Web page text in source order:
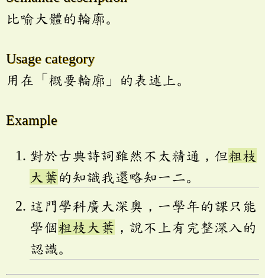
比喻大體的輪廓。
Usage category
用在「概要輪廓」的表述上。
Example
對於古典詩詞雖然不太精通，但粗枝
大葉的知識我還略知一二。
這門學科廣大深奧，一學年的課只能
學個粗枝大葉 ，說不上有完整深入的
認識。